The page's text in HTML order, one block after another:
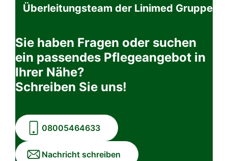
Überleitungsteam der Linimed Gruppe
Sie haben Fragen oder suchen
ein passendes Pflegeangebot in
Ihrer Nähe?
Schreiben Sie uns!
08005464633
Nachricht schreiben